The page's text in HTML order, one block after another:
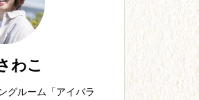
との出会い。結婚。
わこ
グルーム「アイバラ